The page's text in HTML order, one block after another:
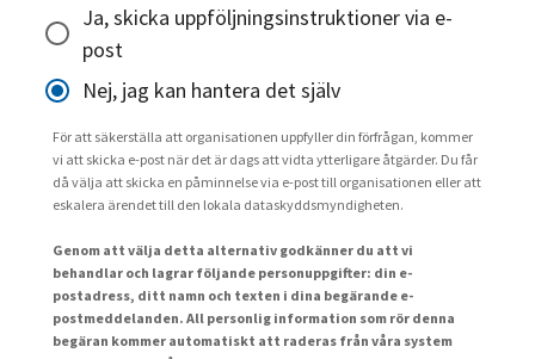
Ja, skicka uppföljningsinstruktioner via e-
post
Nej, jag kan hantera det själv
För att säkerställa att organisationen uppfyller din förfrågan, kommer
vi att skicka e-post när det är dags att vidta ytterligare åtgärder. Du får
då välja att skicka en påminnelse via e-post till organisationen eller att
eskalera ärendet till den lokala dataskyddsmyndigheten.
Genom att välja detta alternativ godkänner du att vi
behandlar och lagrar följande personuppgifter: din e-
postadress, ditt namn och texten i dina begärande e-
postmeddelanden. All personlig information som rör denna
begäran kommer automatiskt att raderas från våra system